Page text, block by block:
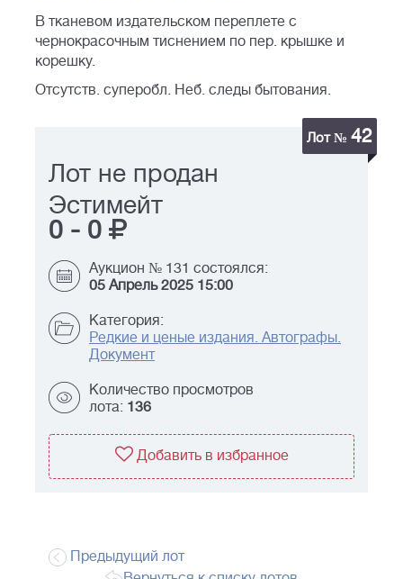
В тканевом издательском переплете с
чернокрасочным тиснением по пер. крышке и
корешку.
Отсутств. суперобл. Неб. следы бытования.
Лот № 42
Лот не продан
Эстимейт
0 - 0
Аукцион № 131 состоялся:
05 Апрель 2025 15:00
Категория:
Редкие и ценые издания. Автографы.
Документ
Количество просмотров
лота: 136
Добавить в избранное
Предыдущий лот